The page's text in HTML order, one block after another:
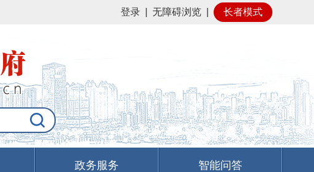
登录 无障碍浏览 长者模式
政务服务 智能问答